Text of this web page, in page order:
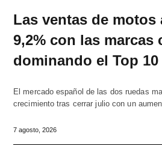
Las ventas de motos
9,2% con las marcas
dominando el Top 10
El mercado español de las dos ruedas
crecimiento tras cerrar julio con un
7 agosto, 2026